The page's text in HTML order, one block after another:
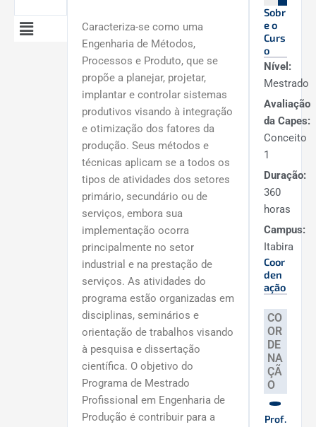
Menu
Caracteriza-se como uma
Engenharia de Métodos,
Processos e Produto, que se
propõe a planejar, projetar,
implantar e controlar sistemas
produtivos visando à integração
e otimização dos fatores da
produção. Seus métodos e
técnicas aplicam se a todos os
tipos de atividades dos setores
primário, secundário ou de
serviços, embora sua
implementação ocorra
principalmente no setor
industrial e na prestação de
serviços. As atividades do
programa estão organizadas em
disciplinas, seminários e
orientação de trabalhos visando
à pesquisa e dissertação
científica. O objetivo do
Programa de Mestrado
Profissional em Engenharia de
Produção é contribuir para a
Sobr
e o
Curs
o
Nível:
Mestrado
Avaliação
da Capes:
Conceito
1
Duração:
360
horas
Campus:
Itabira
Coor
den
ação
CO
OR
DE
NA
ÇÃ
O
Prof.